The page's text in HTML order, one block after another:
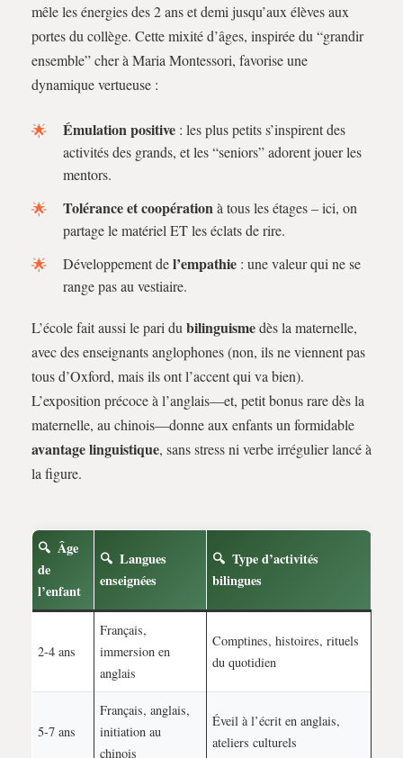
mêle les énergies des 2 ans et demi jusqu’aux élèves aux
portes du collège. Cette mixité d’âges, inspirée du “grandir
ensemble” cher à Maria Montessori, favorise une
dynamique vertueuse :
Émulation positive : les plus petits s’inspirent des
activités des grands, et les “seniors” adorent jouer les
mentors.
Tolérance et coopérationà tous les étages – ici, on
partage le matériel ET les éclats de rire.
Développement del’empathie : une valeur qui ne se
range pas au vestiaire.
L’école fait aussi le pari du bilinguismedès la maternelle,
avec des enseignants anglophones (non, ils ne viennent pas
tous d’Oxford, mais ils ont l’accent qui va bien).
L’exposition précoce à l’anglais—et, petit bonus rare dès la
maternelle, au chinois—donne aux enfants un formidable
avantage linguistique, sans stress ni verbe irrégulier lancé à
la figure.
Âge
de
l’enfant
Langues
enseignées
Type d’activités
bilingues
2-4 ans
Français,
immersion en
anglais
Comptines, histoires, rituels
du quotidien
5-7 ans
Français, anglais,
initiation au
chinois
Éveil à l’écrit en anglais,
ateliers culturels